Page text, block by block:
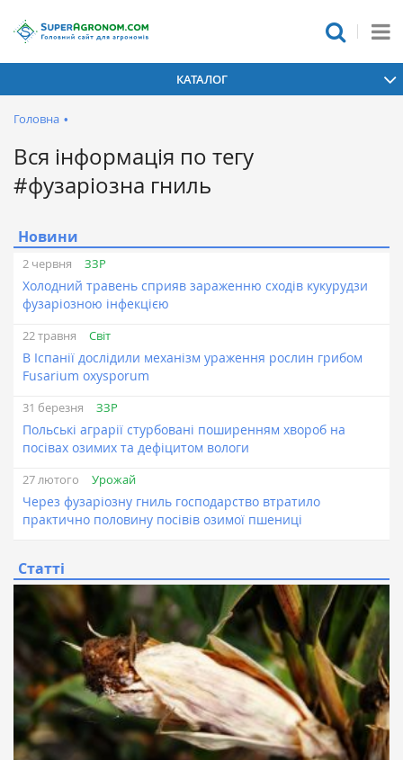
КАТАЛОГ
Головна •
Вся інформація по тегу
#фузаріозна гниль
Новини
2 червня ЗЗР
Холодний травень сприяв зараженню сходів кукурудзи
фузаріозною інфекцією
22 травня Світ
В Іспанії дослідили механізм ураження рослин грибом
Fusarium oxysporum
31 березня ЗЗР
Польські аграрії стурбовані поширенням хвороб на
посівах озимих та дефіцитом вологи
27 лютого Урожай
Через фузаріозну гниль господарство втратило
практично половину посівів озимої пшениці
Статті